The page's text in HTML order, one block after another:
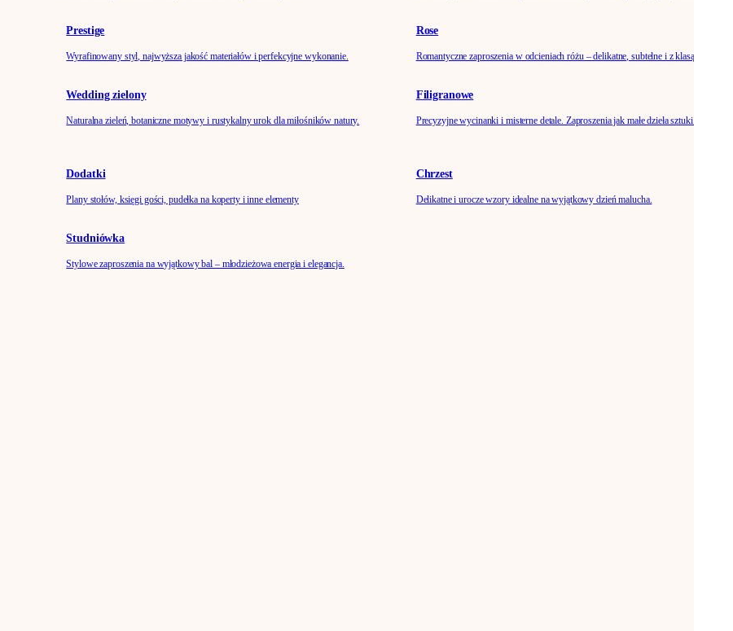
Prestige
Wyrafinowany styl, najwyższa jakość materiałów i perfekcyjne wykonanie.
Rose
Romantyczne zaproszenia w odcieniach różu – delikatne, subtelne i z klasą.
Wedding zielony
Naturalna zieleń, botaniczne motywy i rustykalny urok dla miłośników natury.
Filigranowe
Precyzyjne wycinanki i misterne detale. Zaproszenia jak małe dzieła sztuki.
Dodatki
Plany stołów, księgi gości, pudełka na koperty i inne elementy
Chrzest
Delikatne i urocze wzory idealne na wyjątkowy dzień malucha.
Studniówka
Stylowe zaproszenia na wyjątkowy bal – młodzieżowa energia i elegancja.